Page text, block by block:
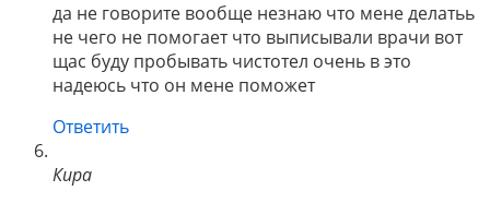
да не говорите вообще незнаю что мене делатьь
не чего не помогает что выписывали врачи вот
щас буду пробывать чистотел очень в это
надеюсь что он мене поможет
Ответить
Кира